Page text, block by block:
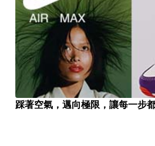
踩著空氣，邁向極限，讓每一步